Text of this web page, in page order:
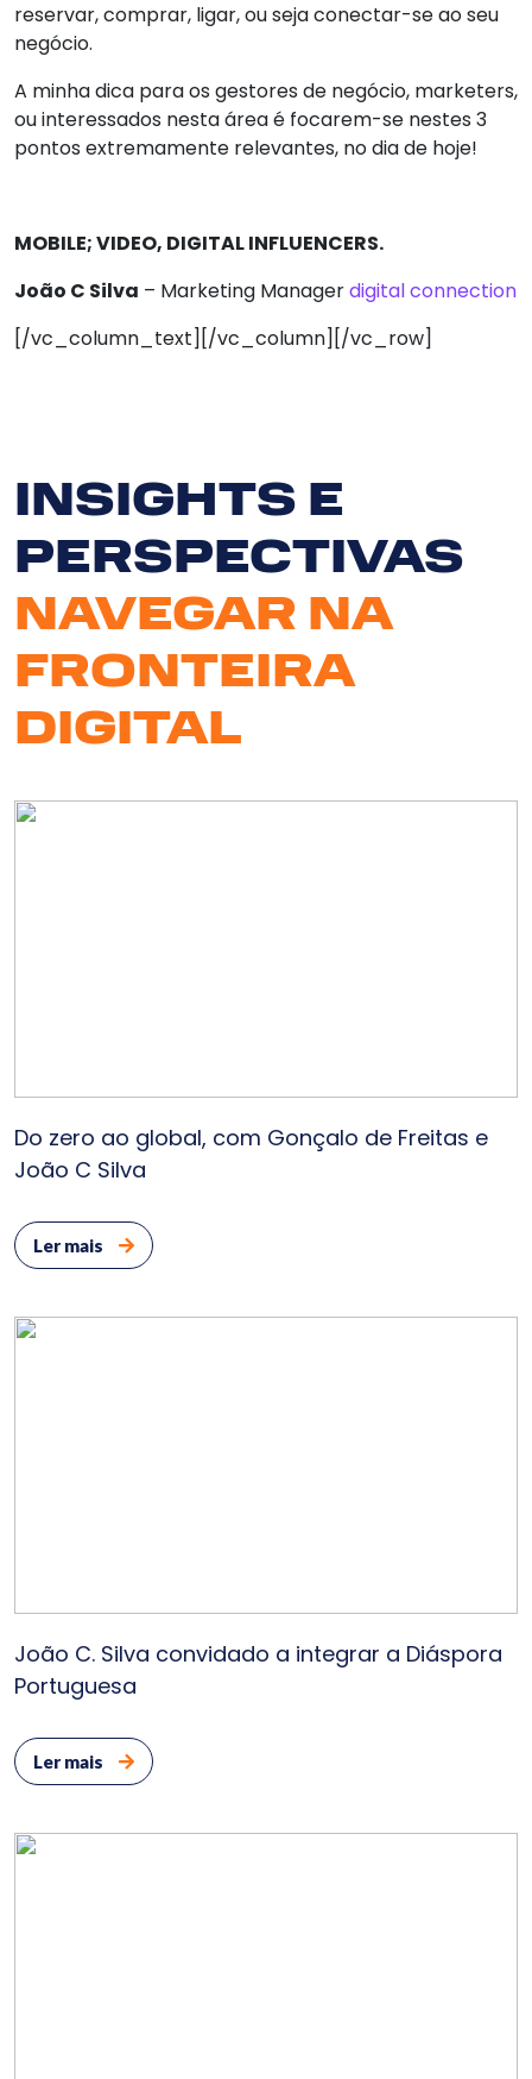
reservar, comprar, ligar, ou seja conectar-se ao seu
negócio.
A minha dica para os gestores de negócio, marketers,
ou interessados nesta área é focarem-se nestes 3
pontos extremamente relevantes, no dia de hoje!
MOBILE; VIDEO, DIGITAL INFLUENCERS.
João C Silva – Marketing Managerdigital connection
[/vc_column_text][/vc_column][/vc_row]
INSIGHTS E
PERSPECTIVAS
NAVEGAR NA
FRONTEIRA
DIGITAL
Do zero ao global, com Gonçalo de Freitas e
João C Silva
Ler mais
João C. Silva convidado a integrar a Diáspora
Portuguesa
Ler mais